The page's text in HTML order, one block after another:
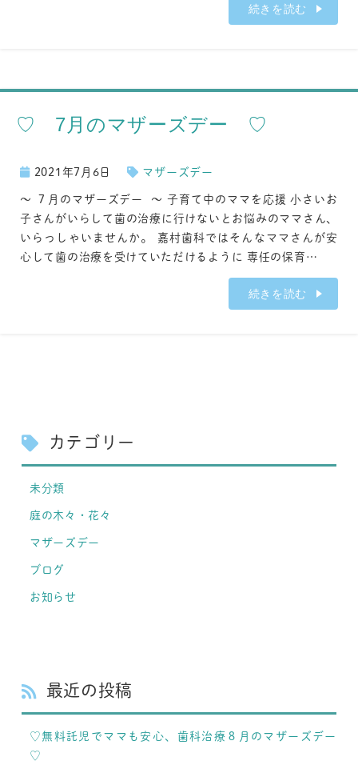
続きを読む
♡ 7月のマザーズデー ♡
2021年7月6日
マザーズデー
～ ７月のマザーズデー ～ 子育て中のママを応援 小さいお
子さんがいらして歯の治療に行けないとお悩みのママさん、
いらっしゃいませんか。 嘉村歯科ではそんなママさんが安
心して歯の治療を受けていただけるように 専任の保育…
続きを読む
カテゴリー
未分類
庭の木々・花々
マザーズデー
ブログ
お知らせ
最近の投稿
♡無料託児でママも安心、歯科治療８月のマザーズデー
♡